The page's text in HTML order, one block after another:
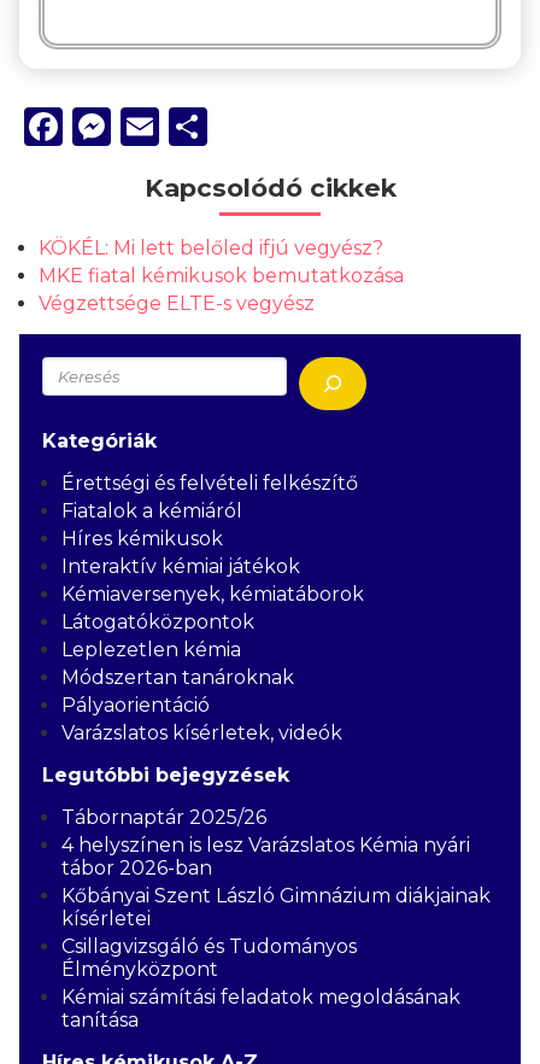
Facebook
Messenger
Email
Kapcsolódó cikkek
KÖKÉL: Mi lett belőled ifjú vegyész?
MKE fiatal kémikusok bemutatkozása
Végzettsége ELTE-s vegyész
Keresés
Kategóriák
Érettségi és felvételi felkészítő
Fiatalok a kémiáról
Híres kémikusok
Interaktív kémiai játékok
Kémiaversenyek, kémiatáborok
Látogatóközpontok
Leplezetlen kémia
Módszertan tanároknak
Pályaorientáció
Varázslatos kísérletek, videók
Legutóbbi bejegyzések
Tábornaptár 2025/26
4 helyszínen is lesz Varázslatos Kémia nyári
tábor 2026-ban
Kőbányai Szent László Gimnázium diákjainak
kísérletei
Csillagvizsgáló és Tudományos
Élményközpont
Kémiai számítási feladatok megoldásának
tanítása